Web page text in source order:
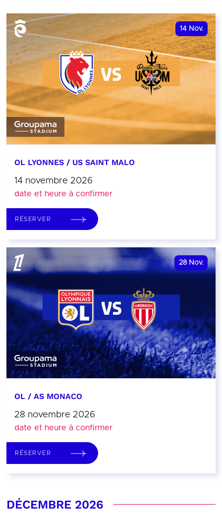
14 Nov.
OL LYONNES / US SAINT MALO
14 novembre 2026
date et heure à confirmer
RÉSERVER
28 Nov.
OL / AS MONACO
28 novembre 2026
date et heure à confirmer
RÉSERVER
DÉCEMBRE 2026